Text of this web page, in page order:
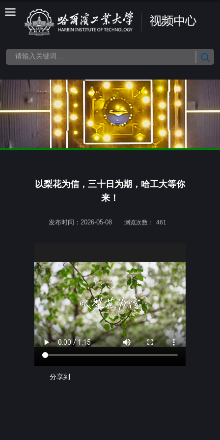
以梨花为信，三十日为期，哈工大等你
来！
发布时间：2026-05-08 浏览次数： 461
分享到